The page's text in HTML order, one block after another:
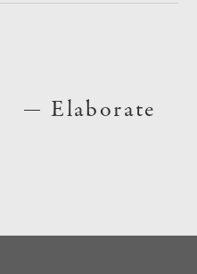
Elaborate